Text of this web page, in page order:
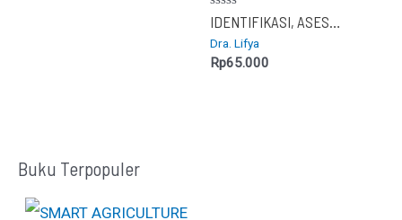
Dinilai
0
dari
5
Dra. Lifya
Rp65.000
Buku Terpopuler